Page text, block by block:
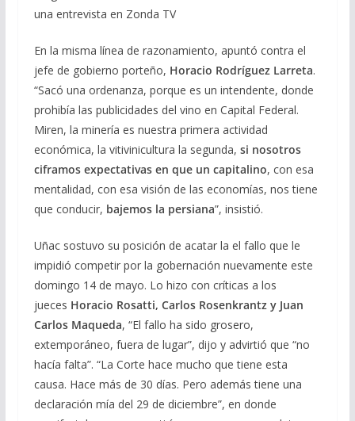
una entrevista en Zonda TV
En la misma línea de razonamiento, apuntó contra el
jefe de gobierno porteño, Horacio Rodríguez Larreta.
“Sacó una ordenanza, porque es un intendente, donde
prohibía las publicidades del vino en Capital Federal.
Miren, la minería es nuestra primera actividad
económica, la vitivinicultura la segunda, si nosotros
ciframos expectativas en que un capitalino, con esa
mentalidad, con esa visión de las economías, nos tiene
que conducir, bajemos la persiana”, insistió.
Uñac sostuvo su posición de acatar la el fallo que le
impidió competir por la gobernación nuevamente este
domingo 14 de mayo. Lo hizo con críticas a los
jueces Horacio Rosatti, Carlos Rosenkrantz y Juan
Carlos Maqueda, “El fallo ha sido grosero,
extemporáneo, fuera de lugar”, dijo y advirtió que “no
hacía falta”. “La Corte hace mucho que tiene esta
causa. Hace más de 30 días. Pero además tiene una
declaración mía del 29 de diciembre”, en donde